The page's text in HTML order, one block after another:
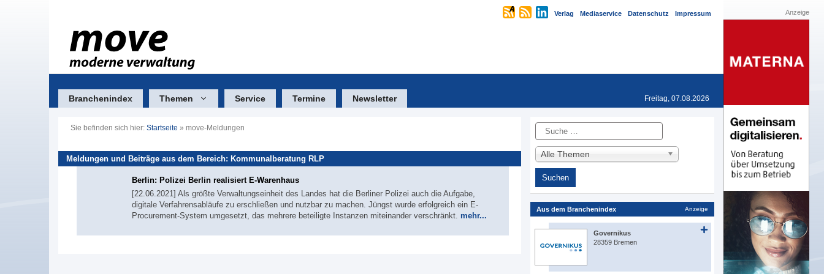
Verlag Mediaservice Datenschutz Impressum
Branchenindex Themen Service Termine Newsletter Freitag, 07.08.2026
Sie befinden sich hier: Startseite » move-Meldungen
Meldungen und Beiträge aus dem Bereich: Kommunalberatung RLP
Berlin: Polizei Berlin realisiert E-Warenhaus
[22.06.2021] Als größte Verwaltungseinheit des Landes hat die Berliner Polizei auch die Aufgabe,
digitale Verfahrensabläufe zu erschließen und nutzbar zu machen. Jüngst wurde erfolgreich ein E-
Procurement-System umgesetzt, das mehrere beteiligte Instanzen miteinander verschränkt. mehr...
Suche
Alle Themen
Aus dem Branchenindex Anzeige
Governikus
28359 Bremen
Anzeige